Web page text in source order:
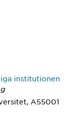
institutionen
A55001